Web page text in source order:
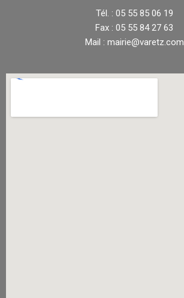
Tél. : 05 55 85 06 19
Fax : 05 55 84 27 63
Mail : mairie@varetz.com